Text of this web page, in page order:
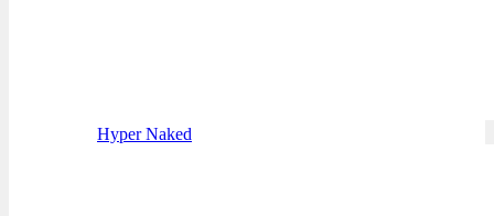
Hyper Naked